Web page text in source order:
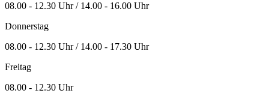
08.00 - 12.30 Uhr / 14.00 - 16.00 Uhr
Donnerstag
08.00 - 12.30 Uhr / 14.00 - 17.30 Uhr
Freitag
08.00 - 12.30 Uhr